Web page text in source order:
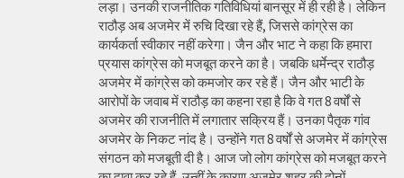
लड़ा। उनकी राजनीतिक गतिविधियां बानसूर में ही रही है। लेकिन
राठौड़ अब अजमेर में रुचि दिखा रहे हैं, जिससे कांग्रेस का
कार्यकर्ता स्वीकार नहीं करेगा। जैन और भाट ने कहा कि हमारा
प्रयास कांग्रेस को मजबूत करने का है। जबकि धर्मेन्द्र राठौड़
अजमेर में कांग्रेस को कमजोर कर रहे हैं। जैन और भाटी के
आरोपों के जवाब में राठौड़ का कहना रहा है कि वे गत 8 वर्षों से
अजमेर की राजनीति में लगातार सक्रिय हैं। उनका पैतृक गांव
अजमेर के निकट नांद है। उन्होंने गत 8 वर्षों से अजमेर में कांग्रेस
संगठन को मजबूती दी है। आज जो लोग कांग्रेस को मजबूत करने